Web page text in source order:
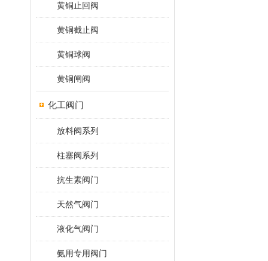
黄铜止回阀
黄铜截止阀
黄铜球阀
黄铜闸阀
化工阀门
放料阀系列
柱塞阀系列
抗生素阀门
天然气阀门
液化气阀门
氨用专用阀门